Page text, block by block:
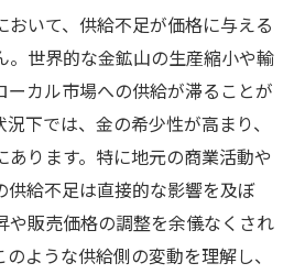
おいて、供給不足が価格に与える
。世界的な金鉱山の生産縮小や輸
ーカル市場への供給が滞ることが
下では、金の希少性が高まり、
あります。特に地元の商業活動や
供給不足は直接的な影響を及ぼ
や販売価格の調整を余儀なくされ
ような供給側の変動を理解し、